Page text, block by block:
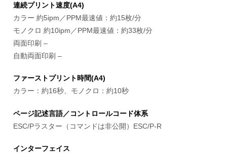
連続プリント速度(A4)
カラー 約5ipm／PPM最速値：約15枚/分
モノクロ 約10ipm／PPM最速値：約33枚/分
両面印刷 –
自動両面印刷 –
ファーストプリント時間(A4)
カラー：約16秒、モノクロ：約10秒
ページ記述言語／コントロールコード体系
ESC/Pラスター（コマンドは非公開）ESC/P-R
インターフェイス